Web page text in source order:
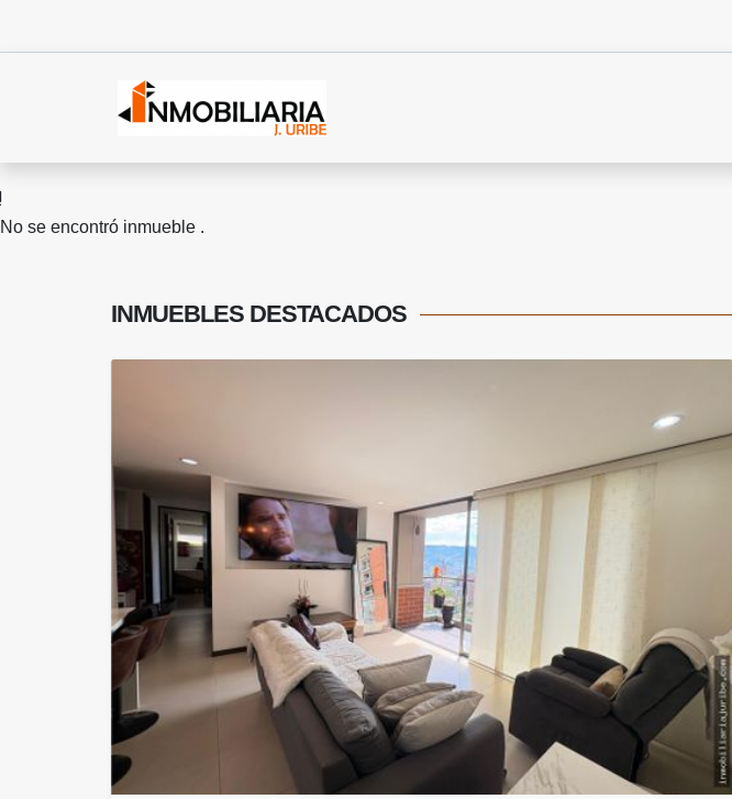
No se encontró inmueble .
INMUEBLES DESTACADOS